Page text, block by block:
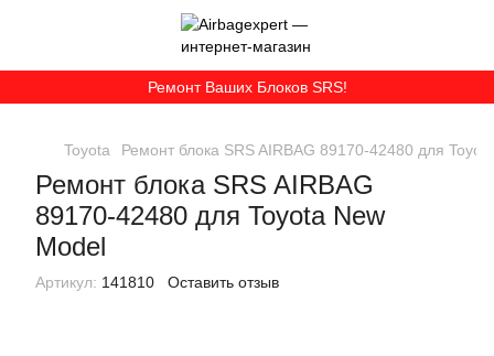
Ремонт Ваших Блоков SRS!
Toyota Ремонт блока SRS AIRBAG 89170-42480 для
Ремонт блока SRS AIRBAG
89170-42480 для Toyota New
Model
Артикул: 141810 Оставить отзыв